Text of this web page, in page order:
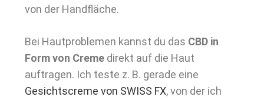
von der Handfläche.
Bei Hautproblemen kannst du das CBD in
Form von Creme direkt auf die Haut
auftragen. Ich teste z. B. gerade eine
Gesichtscreme von SWISS FX, von der ich